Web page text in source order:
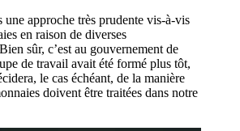
une approche très prudente vis-à-vis
en raison de diverses
sûr, c’est au gouvernement de
de travail avait été formé plus tôt,
le cas échéant, de la manière
doivent être traitées dans notre